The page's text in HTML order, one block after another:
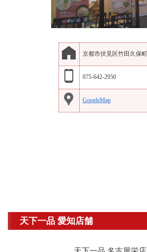
京都市伏見区竹田久保
075-642-2950
GoogleMap
天下一品 愛知店舗